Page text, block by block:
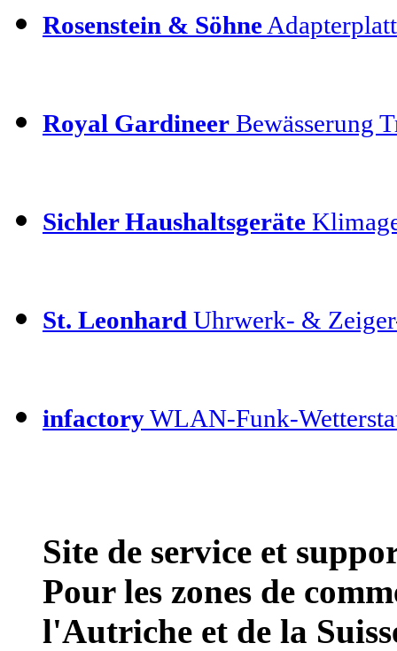
Rosenstein & Söhne
Royal Gardineer Bewässerung
Sichler Haushaltsgeräte
St. Leonhard Uhrwerk- &
infactoryWLAN-Funk-
Site de service et
Pour les zones de
l'Autriche et de la